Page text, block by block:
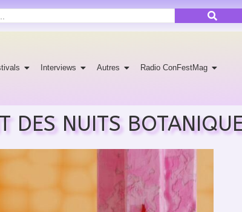
Interviews Autres Radio ConFestMag
DES NUITS